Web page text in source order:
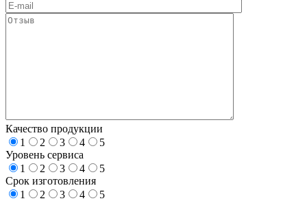
Качество продукции
1
2 3 4
5
Уровень сервиса
1
2 3 4
5
Срок изготовления
1
2 3 4
5